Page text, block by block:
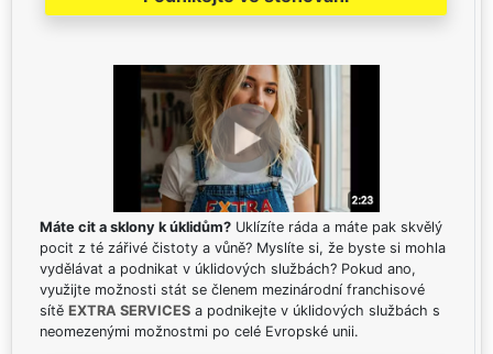
Máte cit a sklony k úklidům? Uklízíte ráda a máte pak skvělý
pocit z té zářivé čistoty a vůně? Myslíte si, že byste si mohla
vydělávat a podnikat v úklidových službách? Pokud ano,
využijte možnosti stát se členem mezinárodní franchisové
sítě EXTRA SERVICES a podnikejte v úklidových službách s
neomezenými možnostmi po celé Evropské unii.